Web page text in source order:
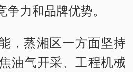
力和品牌优势。
，蒸湘区一方面坚持
油气开采、工程机械